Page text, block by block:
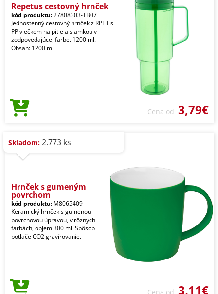
Repetus cestovný hrnček
kód produktu:27808303-TB07
Jednostenný cestovný hrnček z RPET s
PP viečkom na pitie a slamkou v
zodpovedajúcej farbe. 1200 ml.
Obsah: 1200 ml
Cena od 3,79€
Skladom: 2.773 ks
Hrnček s gumeným
povrchom
kód produktu: M8065409
Keramický hrnček s gumenou
povrchovou úpravou, v rôznych
farbách, objem 300 ml. Spôsob
potlače CO2 gravírovanie.
Cena od 3,11€